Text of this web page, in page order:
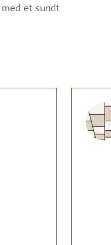
et sundt